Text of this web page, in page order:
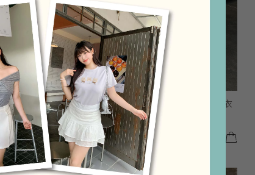
上衣 HOOLOOLOO聯名-KUKU熊蝴蝶結短袖上衣
S M L 全尺碼
NT.690